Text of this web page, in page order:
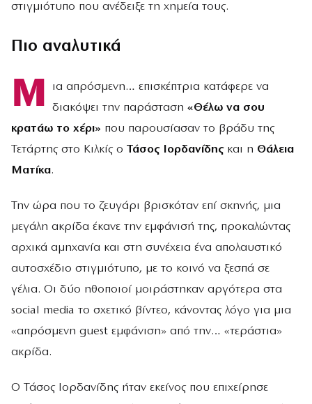
στιγμιότυπο που ανέδειξε τη χημεία τους.
Πιο αναλυτικά
Μ
ια απρόσμενη… επισκέπτρια κατάφερε να
διακόψει την παράσταση «Θέλω να σου
κρατάω το χέρι» που παρουσίασαν το βράδυ της
Τετάρτης στο Κιλκίς ο Τάσος Ιορδανίδηςκαι η Θάλεια
Ματίκα.
Την ώρα που το ζευγάρι βρισκόταν επί σκηνής, μια
μεγάλη ακρίδα έκανε την εμφάνισή της, προκαλώντας
αρχικά αμηχανία και στη συνέχεια ένα απολαυστικό
αυτοσχέδιο στιγμιότυπο, με το κοινό να ξεσπά σε
γέλια. Οι δύο ηθοποιοί μοιράστηκαν αργότερα στα
social media το σχετικό βίντεο, κάνοντας λόγο για μια
«απρόσμενη guest εμφάνιση» από την… «τεράστια»
ακρίδα.
Ο Τάσος Ιορδανίδης ήταν εκείνος που επιχείρησε